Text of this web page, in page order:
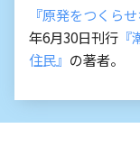
『原発をつくら
年6月30日刊行
住民』 の著者。